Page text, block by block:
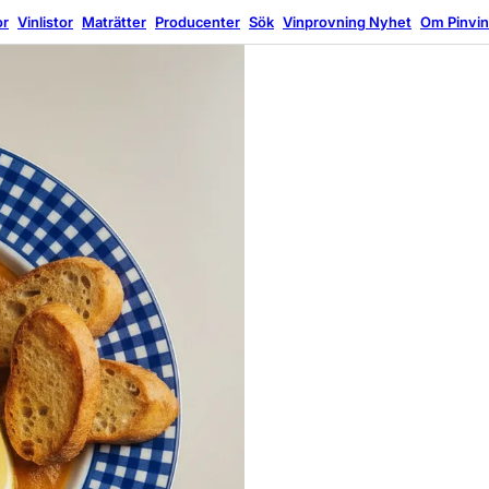
Vinlistor Maträtter Producenter Sök Vinprovning Nyhet Om